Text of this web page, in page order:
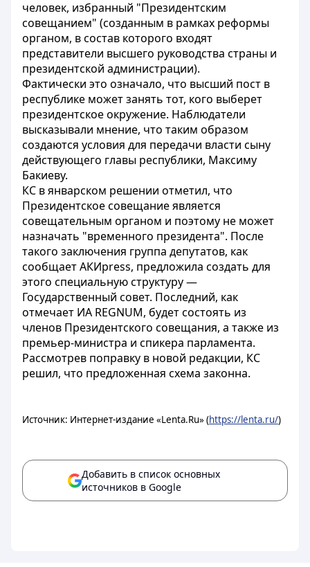
человек, избранный "Президентским
совещанием" (созданным в рамках реформы
органом, в состав которого входят
представители высшего руководства страны и
президентской администрации).
Фактически это означало, что высший пост в
республике может занять тот, кого выберет
президентское окружение. Наблюдатели
высказывали мнение, что таким образом
создаются условия для передачи власти сыну
действующего главы республики, Максиму
Бакиеву.
КС в январском решении отметил, что
Президентское совещание является
совещательным органом и поэтому не может
назначать "временного президента". После
такого заключения группа депутатов, как
сообщает АКИpress, предложила создать для
этого специальную структуру —
Государственный совет. Последний, как
отмечает ИА REGNUM, будет состоять из
членов Президентского совещания, а также из
премьер-министра и спикера парламента.
Рассмотрев поправку в новой редакции, КС
решил, что предложенная схема законна.
Источник: Интернет-издание «Lenta.Ru» (https://lenta.ru/)
Добавить в список основных
источников в Google